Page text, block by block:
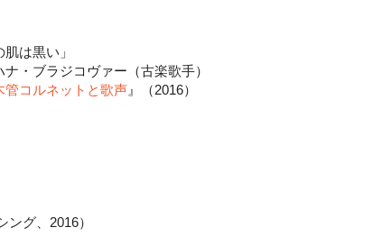
は黒い」
・ブラジコヴァー（古楽歌手）
管コルネットと歌声』（2016）
グ、2016）